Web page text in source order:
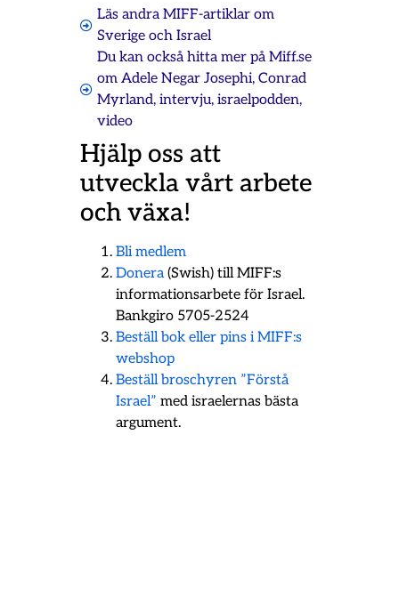
Läs andra MIFF-artiklar om
Sverige och Israel
Du kan också hitta mer på Miff.se
om Adele Negar Josephi, Conrad
Myrland, intervju, israelpodden,
video
Hjälp oss att
utveckla vårt arbete
och växa!
Bli medlem
Donera(Swish) till MIFF:s
informationsarbete för Israel.
Bankgiro 5705-2524
Beställ bok eller pins i MIFF:s
webshop
Beställ broschyren ”Förstå
Israel” med israelernas bästa
argument.